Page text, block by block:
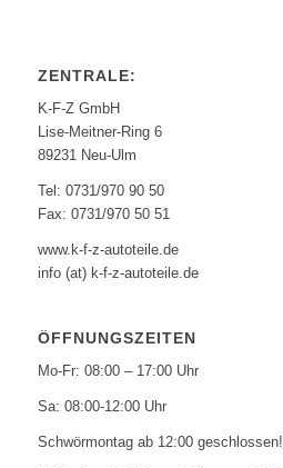
ZENTRALE:
K-F-Z GmbH
Lise-Meitner-Ring 6
89231 Neu-Ulm
Tel: 0731/970 90 50
Fax: 0731/970 50 51
www.k-f-z-autoteile.de
info (at) k-f-z-autoteile.de
ÖFFNUNGSZEITEN
Mo-Fr: 08:00 – 17:00 Uhr
Sa: 08:00-12:00 Uhr
Schwörmontag ab 12:00 geschlossen!